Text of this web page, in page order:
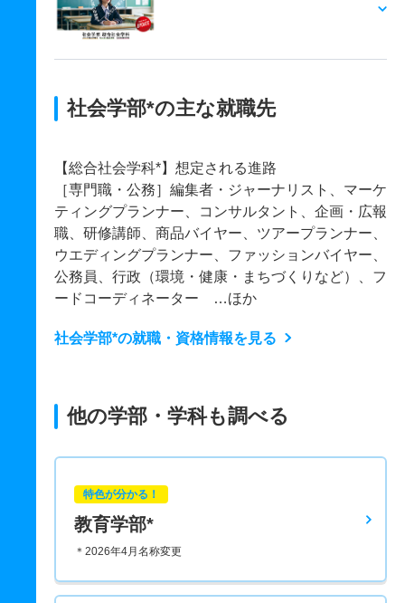
社会学部*の主な就職先
【総合社会学科*】想定される進路
［専門職・公務］編集者・ジャーナリスト、マーケ
ティングプランナー、コンサルタント、企画・広報
職、研修講師、商品バイヤー、ツアープランナー、
ウエディングプランナー、ファッションバイヤー、
公務員、行政（環境・健康・まちづくりなど）、フ
ードコーディネーター …ほか
社会学部*の就職・資格情報を見る
他の学部・学科も調べる
特色が分かる！
教育学部*
＊2026年4月名称変更